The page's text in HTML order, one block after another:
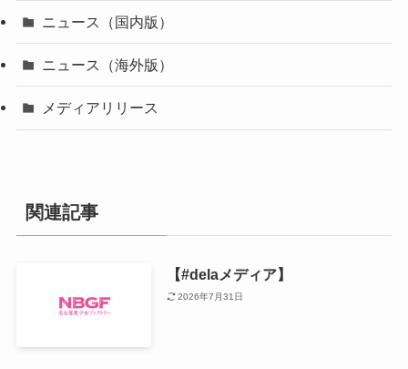
ニュース（国内版）
ニュース（海外版）
メディアリリース
関連記事
【#delaメディア】
2026年7月31日